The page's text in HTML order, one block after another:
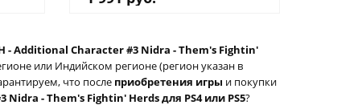
- Additional Character #3 Nidra - Them's Fightin'
или Индийском регионе (регион указан в
что после приобретения игры и покупки
Nidra - Them's Fightin' Herds для PS4 или PS5?